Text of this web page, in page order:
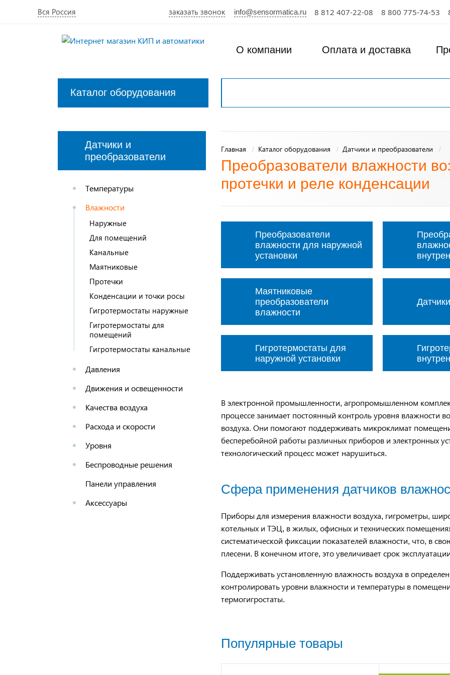
Вся Россия заказать звонок info@sensormatica.ru 8 812 407-22-08 8 800 775-74-53
О компании Оплата и доставка
Каталог оборудования
Датчики и
преобразователи
Температуры
Влажности
Наружные
Для помещений
Канальные
Маятниковые
Протечки
Конденсации и точки росы
Гигротермостаты наружные
Гигротермостаты для
помещений
Гигротермостаты канальные
Давления
Движения и освещенности
Качества воздуха
Расхода и скорости
Уровня
Беспроводные решения
Панели управления
Аксессуары
Главная Каталог оборудования Датчики и преобразователи
Преобразователи влажности
протечки и реле конденсации
Преобразователи
влажности для наружной
установки
Маятниковые
преобразователи
влажности
Гигротермостаты для
наружной установки
В электронной промышленности, агропромышленном
процессе занимает постоянный контроль уровня влажности
воздуха. Они помогают поддерживать микроклимат
бесперебойной работы различных приборов и электронных
технологический процесс может нарушиться.
Сфера применения датчиков
Приборы для измерения влажности воздуха, гигрометры,
котельных и ТЭЦ, в жилых, офисных и технических
систематической фиксации показателей влажности, что, в
плесени. В конечном итоге, это увеличивает срок
Поддерживать установленную влажность воздуха в
контролировать уровни влажности и температуры в
термогигростаты.
Популярные товары